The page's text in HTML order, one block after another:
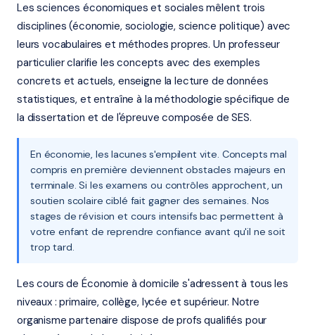
Les sciences économiques et sociales mêlent trois
disciplines (économie, sociologie, science politique) avec
leurs vocabulaires et méthodes propres. Un professeur
particulier clarifie les concepts avec des exemples
concrets et actuels, enseigne la lecture de données
statistiques, et entraîne à la méthodologie spécifique de
la dissertation et de l'épreuve composée de SES.
En économie, les lacunes s'empilent vite. Concepts mal
compris en première deviennent obstacles majeurs en
terminale. Si les examens ou contrôles approchent, un
soutien scolaire ciblé fait gagner des semaines. Nos
stages de révision et cours intensifs bac permettent à
votre enfant de reprendre confiance avant qu'il ne soit
trop tard.
Les cours de Économie à domicile s'adressent à tous les
niveaux : primaire, collège, lycée et supérieur. Notre
organisme partenaire dispose de profs qualifiés pour